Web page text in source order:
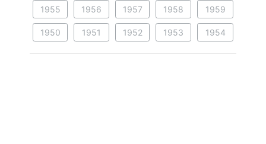
1955 1956 1957 1958 1959
1950 1951 1952 1953 1954